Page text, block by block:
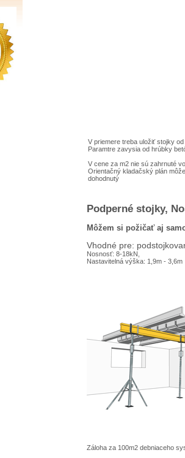
V priemere treba uložiť stojky
Paramtre zavysia od hrúbky
V cene za m2 nie sú zahrnuté
Orientačný kladačský plán
dohodnutý
Podperné stojky,
Môžem si požičať aj
Vhodné pre:
Nosnosť: 8-18kN,
Nastavitelná výška: 1,9m - 3,6m
Záloha za 100m2 debniaceho